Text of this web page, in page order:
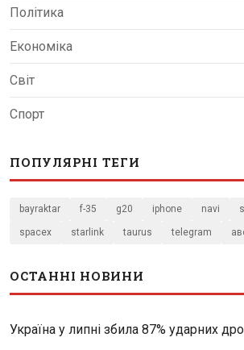
Політика
Економіка
Світ
Спорт
ПОПУЛЯРНІ ТЕГИ
bayraktar f-35 g20 iphone navi
spacex starlink taurus telegram
ОСТАННІ НОВИНИ
Україна у липні збила 87% ударних